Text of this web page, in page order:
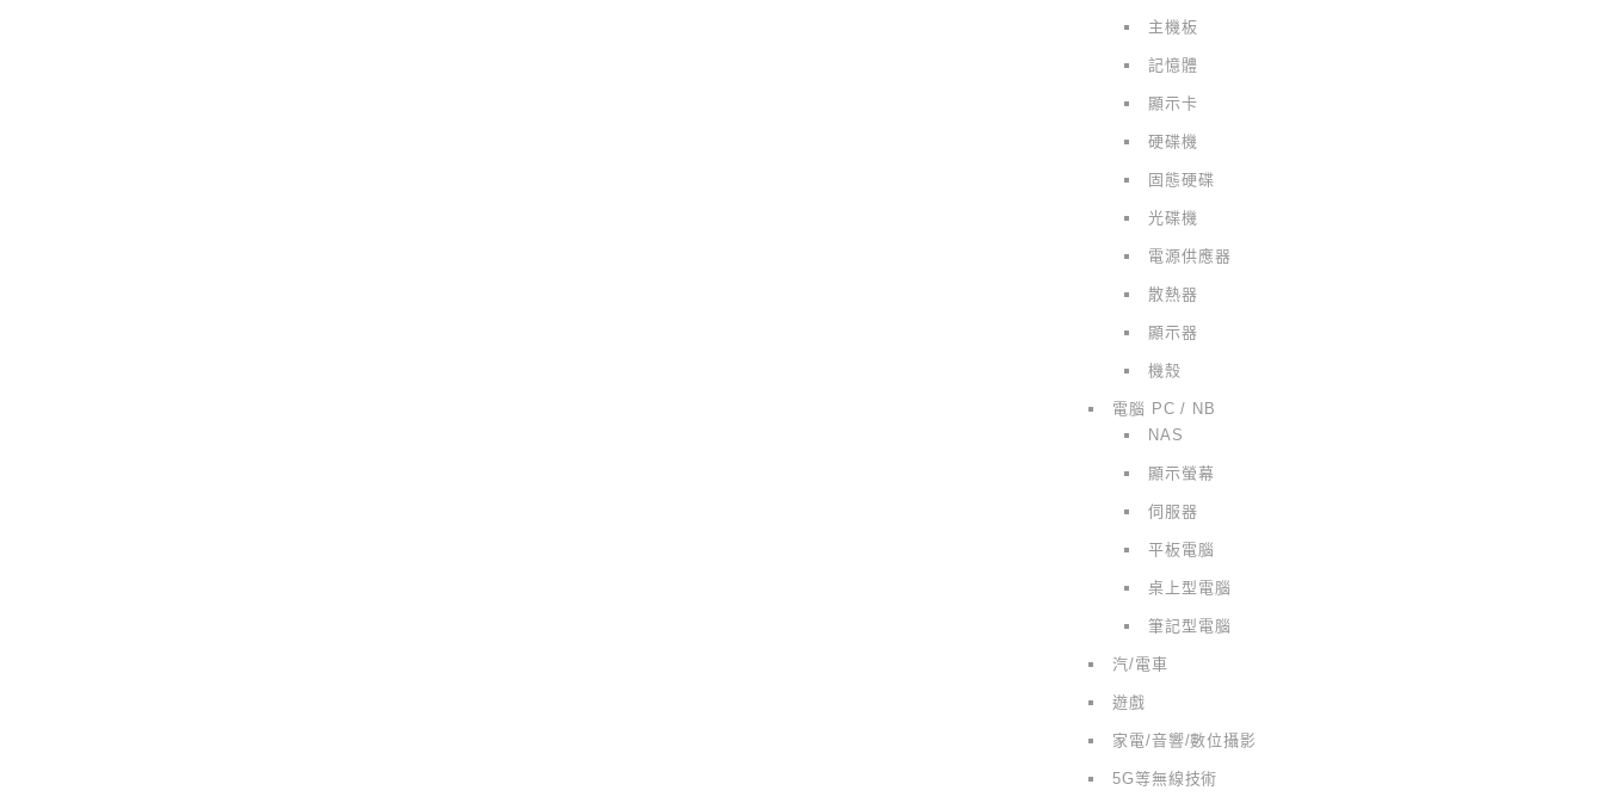
主機板
記憶體
顯示卡
硬碟機
固態硬碟
光碟機
電源供應器
散熱器
顯示器
機殼
電腦 PC / NB
NAS
顯示螢幕
伺服器
平板電腦
桌上型電腦
筆記型電腦
汽/電車
遊戲
家電/音響/數位攝影
5G等無線技術